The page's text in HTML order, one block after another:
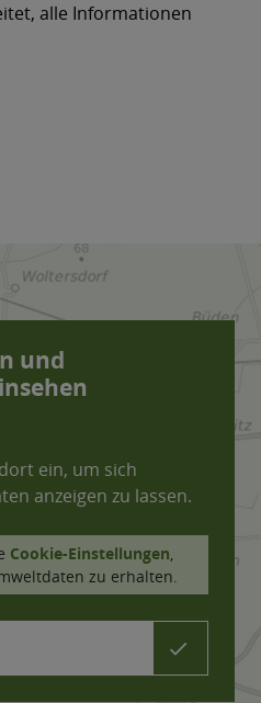
alle Informationen
und
ein, um sich
anzeigen zu lassen.